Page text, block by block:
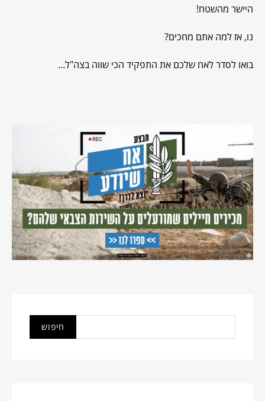
היישר מהשטח!
נו, אז למה אתם מחכים?
בואו לסדר לאח שלכם את התפקיד הכי שווה בצה"ל…